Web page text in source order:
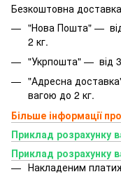
Безкоштовна
"Нова Пошта" —
2 кг.
"Укрпошта" — від
"Адресна
вагою до 2 кг.
Більше інформації
Приклад
Приклад розрахунку
Накладеним